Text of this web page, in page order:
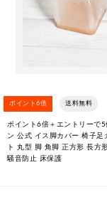
ポイント6倍 送料無料
ポイント6倍＋エントリーで
ン 公式 イス脚カバー 椅子
ト 丸型 脚 角脚 正方形 長方
騒音防止 床保護